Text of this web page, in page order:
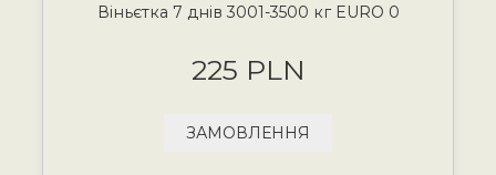
Віньєтка 7 днів 3001-3500 кг EURO 0
225 PLN
ЗАМОВЛЕННЯ